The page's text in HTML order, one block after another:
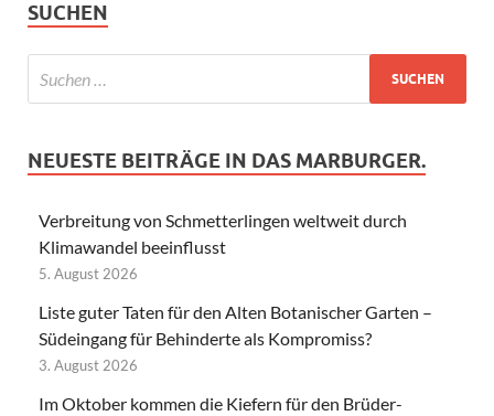
SUCHEN
NEUESTE BEITRÄGE IN DAS MARBURGER.
Verbreitung von Schmetterlingen weltweit durch
Klimawandel beeinflusst
5. August 2026
Liste guter Taten für den Alten Botanischer Garten –
Südeingang für Behinderte als Kompromiss?
3. August 2026
Im Oktober kommen die Kiefern für den Brüder-